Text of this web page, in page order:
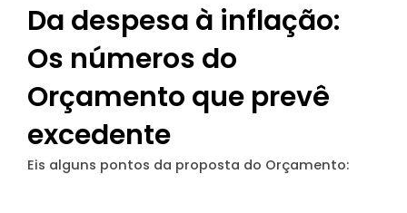
Da despesa à inflação:
Os números do
Orçamento que prevê
excedente
Eis alguns pontos da proposta do Orçamento: